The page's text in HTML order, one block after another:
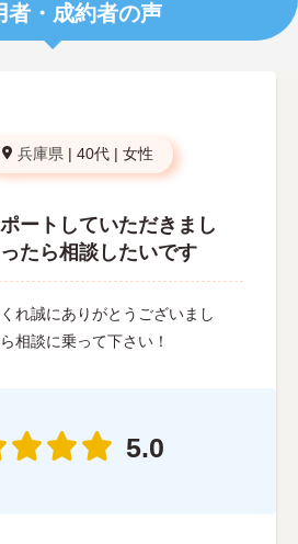
者・成約者の声
兵庫県 | 40代 | 女性
ートしていただきまし
たら相談したいです
れ誠にありがとうございまし
相談に乗って下さい！
5.0